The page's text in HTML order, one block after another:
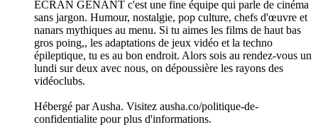
ECRAN GENANT c'est une fine équipe qui parle de cinéma
sans jargon. Humour, nostalgie, pop culture, chefs d'œuvre et
nanars mythiques au menu. Si tu aimes les films de haut bas
gros poing,, les adaptations de jeux vidéo et la techno
épileptique, tu es au bon endroit. Alors sois au rendez-vous un
lundi sur deux avec nous, on dépoussière les rayons des
vidéoclubs.
Hébergé par Ausha. Visitez ausha.co/politique-de-
confidentialite pour plus d'informations.